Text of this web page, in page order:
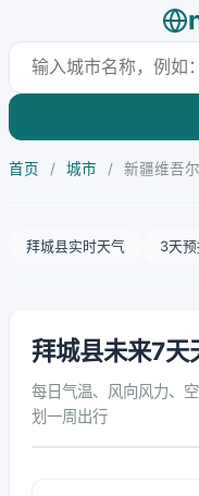
首页 / 城市 / 新疆维吾
拜城县实时天气 3天预
拜城县未来7天
每日气温、风向风力、
划一周出行